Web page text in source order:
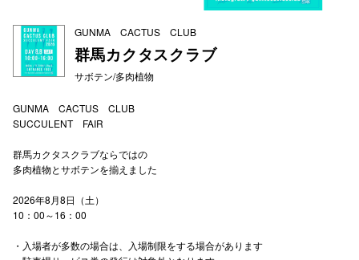
GUNMA CACTUS CLUB
群馬カクタスクラブ
サボテン/多肉植物
GUNMA CACTUS CLUB
SUCCULENT FAIR
群馬カクタスクラブならではの
多肉植物とサボテンを揃えました
2026年8月8日（土）
10：00～16：00
・入場者が多数の場合は、入場制限をする場合があります